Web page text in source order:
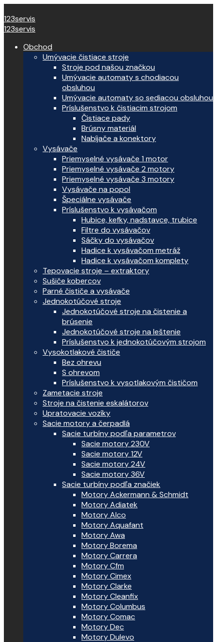
123servis
123servis
Obchod
Umývacie čistiace stroje
Stroje pod našou značkou
Umývacie automaty s chodiacou
obsluhou
Umývacie automaty so sediacou obsluhou
Príslušenstvo k čistiacim strojom
Čistiace pady
Brúsny materiál
Nabíjače a konektory
Vysávače
Priemyselné vysávače 1 motor
Priemyselné vysávače 2 motory
Priemyselné vysávače 3 motory
Vysávače na popol
Špeciálne vysávače
Príslušenstvo k vysávačom
Hubice, kefky, nadstavce, trubice
Filtre do vysávačov
Sáčky do vysávačov
Hadice k vysávačom metráž
Hadice k vysávačom komplety
Tepovacie stroje – extraktory
Sušiče kobercov
Parné čističe a vysávače
Jednokotúčové stroje
Jednokotúčové stroje na čistenie a
brúsenie
Jednokotúčové stroje na leštenie
Príslušenstvo k jednokotúčovým strojom
Vysokotlakové čističe
Bez ohrevu
S ohrevom
Príslušenstvo k vysotlakovým čističom
Zametacie stroje
Stroje na čistenie eskalátorov
Upratovacie vozíky
Sacie motory a čerpadlá
Sacie turbíny podľa parametrov
Sacie motory 230V
Sacie motory 12V
Sacie motory 24V
Sacie motory 36V
Sacie turbíny podľa značiek
Motory Ackermann & Schmidt
Motory Adiatek
Motory Alco
Motory Aquafant
Motory Awa
Motory Borema
Motory Carrera
Motory Cfm
Motory Cimex
Motory Clarke
Motory Cleanfix
Motory Columbus
Motory Comac
Motory Dec
Motory Dulevo